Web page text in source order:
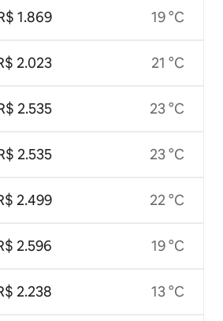
1.869
2.023
2.535
2.535
2.499
2.596
2.238
19 °C
21 °C
23 °C
23 °C
22 °C
19 °C
13 °C